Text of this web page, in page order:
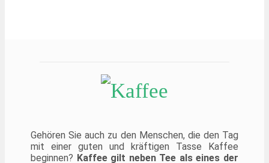
Gehören Sie auch zu den Menschen, die den Tag
mit einer guten und kräftigen Tasse Kaffee
beginnen? Kaffee gilt neben Tee als eines der